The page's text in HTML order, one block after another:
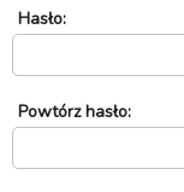
Hasło:
Powtórz hasło: